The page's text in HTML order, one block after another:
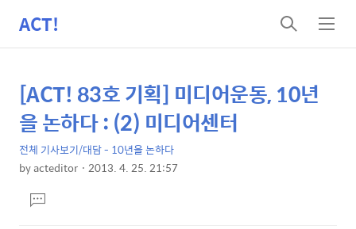
ACT!
검
색
메
뉴
상
세
컨
텐
본
문
제
목
[ACT! 83호 기획] 미디어운동, 10년
을 논하다 : (2) 미디어센터
전체 기사보기/대담 - 10년을 논하다
byacteditor 2013. 4. 25. 21:57
문댓
글